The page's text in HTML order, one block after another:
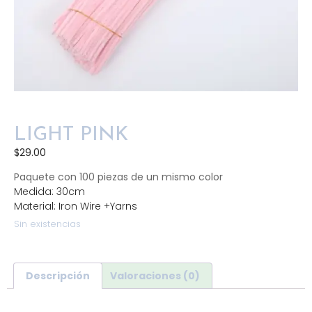
LIGHT PINK
$29.00
Paquete con 100 piezas de un mismo color
Medida: 30cm
Material: Iron Wire +Yarns
Sin existencias
Descripción Valoraciones (0)